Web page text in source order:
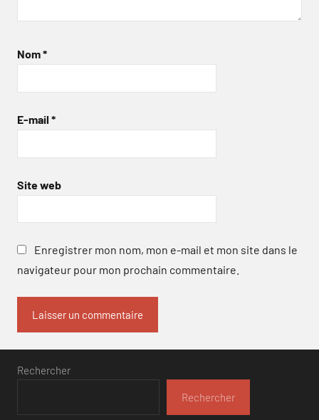
Nom*
E-mail *
Site web
Enregistrer mon nom, mon e-mail et mon site dans le
navigateur pour mon prochain commentaire.
Rechercher
Rechercher